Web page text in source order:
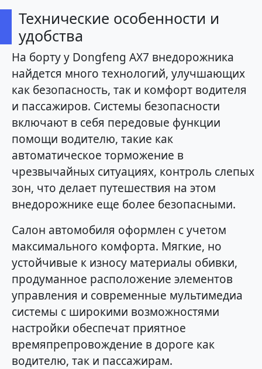
Технические особенности и
удобства
На борту у Dongfeng AX7 внедорожника
найдется много технологий, улучшающих
как безопасность, так и комфорт водителя
и пассажиров. Системы безопасности
включают в себя передовые функции
помощи водителю, такие как
автоматическое торможение в
чрезвычайных ситуациях, контроль слепых
зон, что делает путешествия на этом
внедорожнике еще более безопасными.
Салон автомобиля оформлен с учетом
максимального комфорта. Мягкие, но
устойчивые к износу материалы обивки,
продуманное расположение элементов
управления и современные мультимедиа
системы с широкими возможностями
настройки обеспечат приятное
времяпрепровождение в дороге как
водителю, так и пассажирам.